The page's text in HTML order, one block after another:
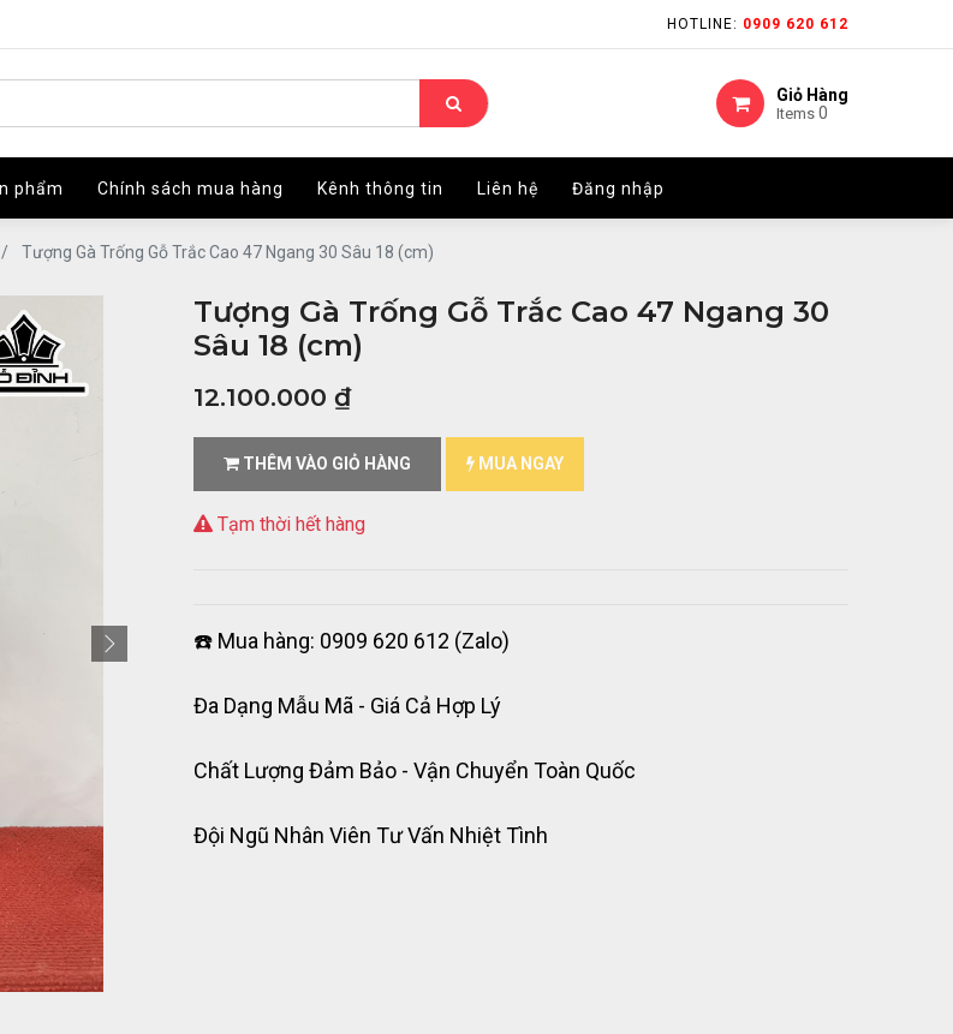
HOTLINE: 0909 620 612
Giỏ Hàng
Items 0
phẩm Chính sách mua hàng Kênh thông tin Liên hệ Đăng nhập
HOTLINE: 0909 620 612
Giỏ Hàng
Items 0
phẩm Chính sách mua hàng Kênh thông tin Liên hệ Đăng nhập
Tượng Gà Trống Gỗ Trắc Cao 47 Ngang 30 Sâu 18 (cm)
Tượng Gà Trống Gỗ Trắc Cao 47 Ngang 30
Sâu 18 (cm)
12.100.000 ₫
THÊM VÀO GIỎ HÀNG MUA NGAY
Tạm thời hết hàng
☎️ Mua hàng: 0909 620 612 (Zalo)
Đa Dạng Mẫu Mã - Giá Cả Hợp Lý
Chất Lượng Đảm Bảo - Vận Chuyển Toàn Quốc
Đội Ngũ Nhân Viên Tư Vấn Nhiệt Tình